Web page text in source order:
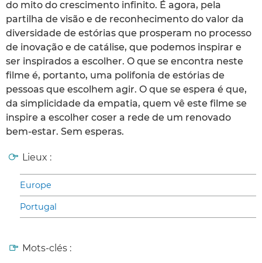
do mito do crescimento infinito. É agora, pela
partilha de visão e de reconhecimento do valor da
diversidade de estórias que prosperam no processo
de inovação e de catálise, que podemos inspirar e
ser inspirados a escolher. O que se encontra neste
filme é, portanto, uma polifonia de estórias de
pessoas que escolhem agir. O que se espera é que,
da simplicidade da empatia, quem vê este filme se
inspire a escolher coser a rede de um renovado
bem-estar. Sem esperas.
Lieux :
Europe
Portugal
Mots-clés :